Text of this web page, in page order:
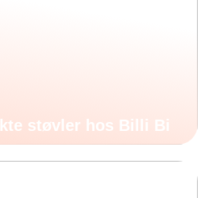
støvler hos Billi Bi